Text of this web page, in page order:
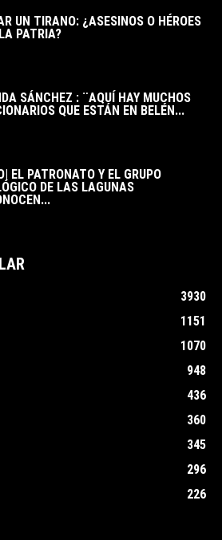
UN TIRANO: ¿ASESINOS O HÉROES
PATRIA?
SÁNCHEZ : ¨AQUÍ HAY MUCHOS
QUE ESTÁN EN BELÉN...
EL PATRONATO Y EL GRUPO
DE LAS LAGUNAS
3930
1151
1070
948
436
360
345
296
226